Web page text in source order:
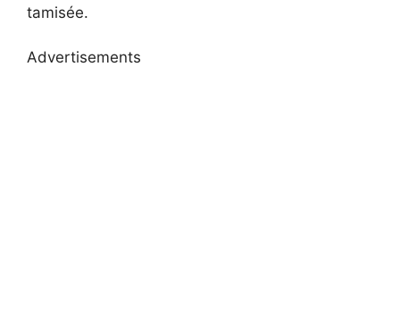
tamisée.
Advertisements